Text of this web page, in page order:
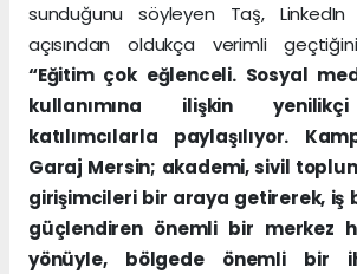
sunduğunu söyleyen Taş,
açısından oldukça verimli
“Eğitim çok eğlenceli. Sosyal
kullanımına ilişkin
katılımcılarla paylaşılıyor.
Garaj Mersin; akademi, sivil
girişimcileri bir araya getirerek, iş
güçlendiren önemli bir merkez
yönüyle, bölgede önemli bir